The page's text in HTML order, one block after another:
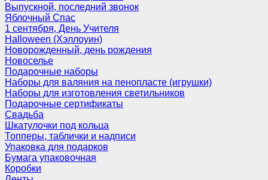
Выпускной, последний звонок
Яблочный Спас
1 сентября, День Учителя
Halloween (Хэллоуин)
Новорожденный, день рождения
Новоселье
Подарочные наборы
Наборы для валяния на пенопласте (игрушки)
Наборы для изготовления светильников
Подарочные сертификаты
Свадьба
Шкатулочки под кольца
Топперы, таблички и надписи
Упаковка для подарков
Бумага упаковочная
Коробки